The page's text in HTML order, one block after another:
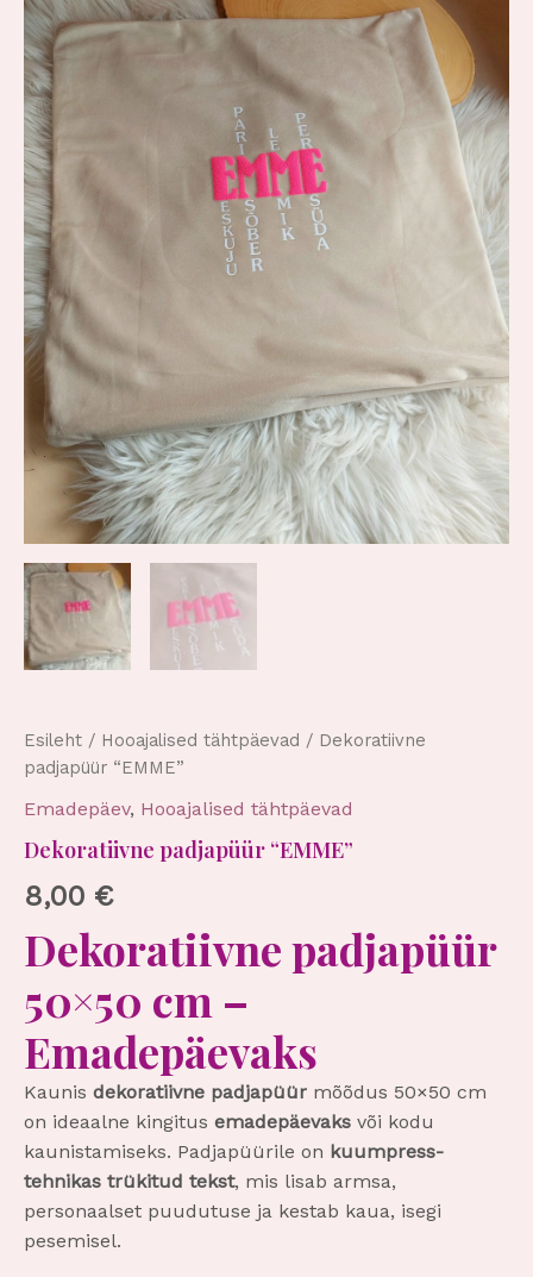
Esileht / Hooajalised tähtpäevad / Dekoratiivne
padjapüür “EMME”
Emadepäev, Hooajalised tähtpäevad
Dekoratiivne padjapüür “EMME”
8,00 €
Dekoratiivne padjapüür
50×50 cm –
Emadepäevaks
Kaunis dekoratiivne padjapüür mõõdus 50×50 cm
on ideaalne kingitus emadepäevaks või kodu
kaunistamiseks. Padjapüürile on kuumpress-
tehnikas trükitud tekst, mis lisab armsa,
personaalset puudutuse ja kestab kaua, isegi
pesemisel.